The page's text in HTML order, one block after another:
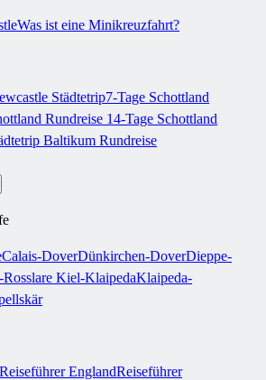
Was ist eine Minikreuzfahrt?
Städtetrip7-Tage Schottland
Rundreise 14-Tage Schottland
Baltikum Rundreise
Calais-DoverDünkirchen-DoverDieppe-
Kiel-KlaipedaKlaipeda-
Reiseführer EnglandReiseführer